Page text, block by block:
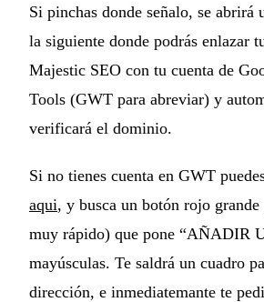
Si pinchas donde señalo, se abrirá
la siguiente donde podrás enlazar
Majestic SEO con tu cuenta de
Tools (GWT para abreviar) y
verificará el dominio.
Si no tienes cuenta en GWT
aqui, y busca un botón rojo
muy rápido) que pone “AÑADIR
mayúsculas. Te saldrá un cuadro
dirección, e inmediatemante te